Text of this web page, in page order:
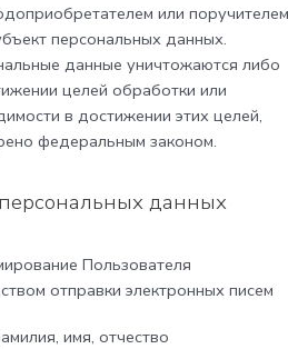
или поручителем
персональных данных.
данные уничтожаются либо
целей обработки или
в достижении этих целей,
федеральным законом.
данных
Пользователя
отправки электронных писем
имя, отчество